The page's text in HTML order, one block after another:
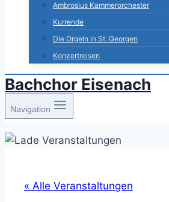
Ambrosius Kammerorchester
Kurrende
Die Orgeln in St. Georgen
Konzertreisen
Bachchor Eisenach
Navigation
« Alle Veranstaltungen